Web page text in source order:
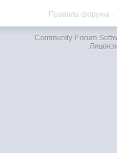
Правила форума ·
Community Forum